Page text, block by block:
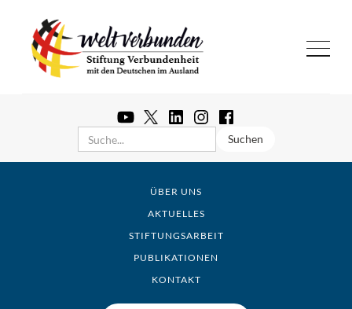
ÜBER UNS
AKTUELLES
STIFTUNGSARBEIT
PUBLIKATIONEN
KONTAKT